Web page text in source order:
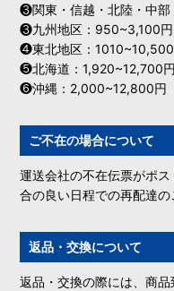
❸関東・信越・北陸・中
❸九州地区：950~3,100円
❹東北地区：
❺北海道：1,920~12,700円
❻沖縄：2,000~12,800円
ご不在の場合について
運送会社の不在伝票がポ
合の良い日程での再配達の
返品・交換について
返品・交換の際には、商品